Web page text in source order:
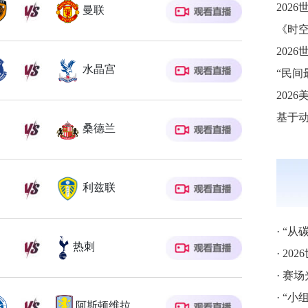
曼联
水晶宫
桑德兰
利兹联
热刺
2026
“民间
基于
· “从碳
·
· 赛场
· “小